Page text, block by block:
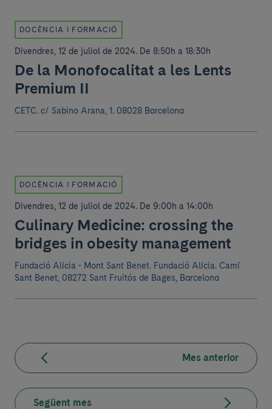
DOCÈNCIA I FORMACIÓ
Divendres, 12 de juliol de 2024. De 8:50h a 18:30h
De la Monofocalitat a les Lents
Premium II
CETC. c/ Sabino Arana, 1. 08028 Barcelona
DOCÈNCIA I FORMACIÓ
Divendres, 12 de juliol de 2024. De 9:00h a 14:00h
Culinary Medicine: crossing the
bridges in obesity management
Fundació Alícia - Mont Sant Benet. Fundació Alícia. Camí
Sant Benet, 08272 Sant Fruitós de Bages, Barcelona
Mes anterior
Següent mes